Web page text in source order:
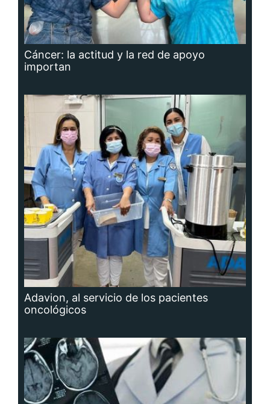
Cáncer: la actitud y la red de apoyo
importan
Adavion, al servicio de los pacientes
oncológicos